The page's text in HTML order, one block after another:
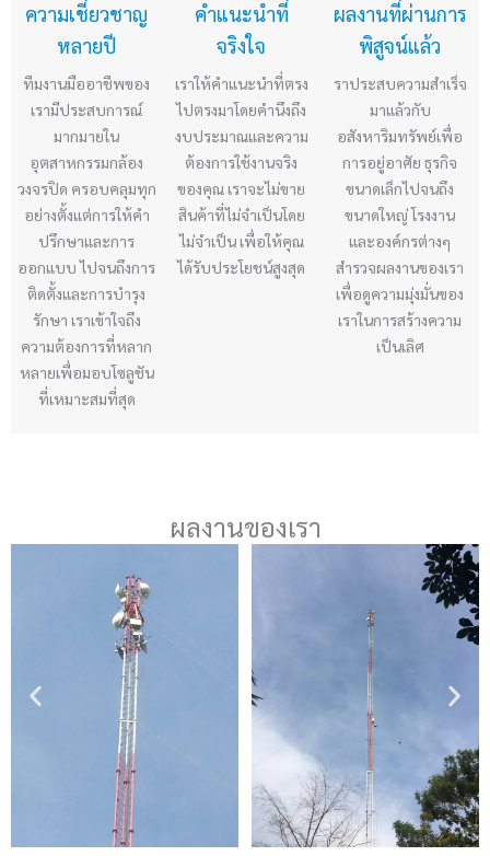
ความเชี่ยวชาญ
หลายปี
ทีมงานมืออาชีพของ
เรามีประสบการณ์
มากมายใน
อุตสาหกรรมกล้อง
วงจรปิด ครอบคลุมทุก
อย่างตั้งแต่การให้คำ
ปรึกษาและการ
ออกแบบ ไปจนถึงการ
ติดตั้งและการบำรุง
รักษา เราเข้าใจถึง
ความต้องการที่หลาก
หลายเพื่อมอบโซลูชัน
ที่เหมาะสมที่สุด
คำแนะนำที่
จริงใจ
เราให้คำแนะนำที่ตรง
ไปตรงมาโดยคำนึงถึง
งบประมาณและความ
ต้องการใช้งานจริง
ของคุณ เราจะไม่ขาย
สินค้าที่ไม่จำเป็นโดย
ไม่จำเป็น เพื่อให้คุณ
ได้รับประโยชน์สูงสุด
ผลงานที่ผ่านการ
พิสูจน์แล้ว
ราประสบความสำเร็จ
มาแล้วกับ
อสังหาริมทรัพย์เพื่อ
การอยู่อาศัย ธุรกิจ
ขนาดเล็กไปจนถึง
ขนาดใหญ่ โรงงาน
และองค์กรต่างๆ
สำรวจผลงานของเรา
เพื่อดูความมุ่งมั่นของ
เราในการสร้างความ
เป็นเลิศ
ผลงานของเรา